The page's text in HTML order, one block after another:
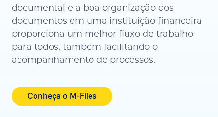
documental e a boa organização dos
documentos em uma instituição financeira
proporciona um melhor fluxo de trabalho
para todos, também facilitando o
acompanhamento de processos.
Conheça o M-Files